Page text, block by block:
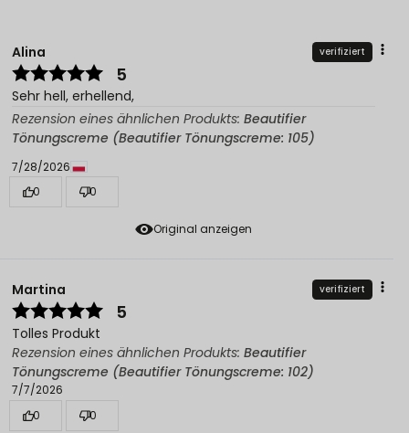
Original anzeigen
Alina verifiziert
5
Sehr hell, erhellend,
Rezension eines ähnlichen Produkts: Beautifier
Tönungscreme (Beautifier Tönungscreme: 105)
7/28/2026
0
0
Martina verifiziert
5
Tolles Produkt
Rezension eines ähnlichen Produkts: Beautifier
Tönungscreme (Beautifier Tönungscreme: 102)
7/7/2026
0
0